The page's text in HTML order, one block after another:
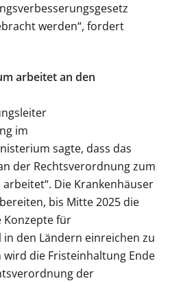
werden“, fordert
arbeitet an den
im
sagte, dass das
der Rechtsverordnung zum
Die Krankenhäuser
bis Mitte 2025 die
Konzepte für
den Ländern einreichen zu
die Fristeinhaltung Ende
der